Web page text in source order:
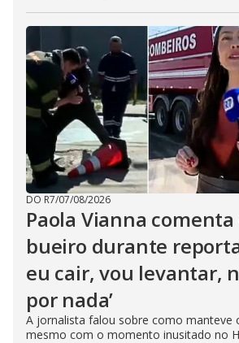
DO R7/07/08/2026
Paola Vianna
bueiro durante
eu cair, vou levantar,
por nada’
A jornalista falou sobre como manteve
mesmo com o momento inusitado no